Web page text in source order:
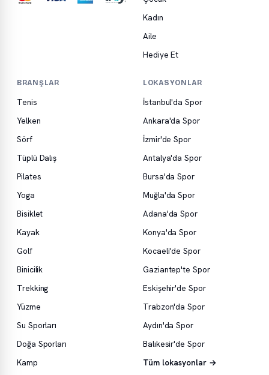
Kadın
Aile
Hediye Et
BRANŞLAR
Tenis
Yelken
Sörf
Tüplü Dalış
Pilates
Yoga
Bisiklet
Kayak
Golf
Binicilik
Trekking
Yüzme
Su Sporları
Doğa Sporları
Kamp
LOKASYONLAR
İstanbul'da Spor
Ankara'da Spor
İzmir'de Spor
Antalya'da Spor
Bursa'da Spor
Muğla'da Spor
Adana'da Spor
Konya'da Spor
Kocaeli'de Spor
Gaziantep'te Spor
Eskişehir'de Spor
Trabzon'da Spor
Aydın'da Spor
Balıkesir'de Spor
Tüm lokasyonlar →